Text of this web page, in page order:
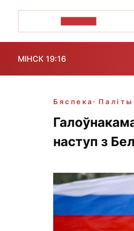
МІНСК 19:16
Бяспека
наступ з